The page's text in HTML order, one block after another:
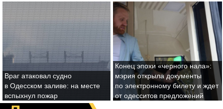
Враг атаковал судно
в Одесском заливе: на месте
вспыхнул пожар
Конец эпохи «черного нала»:
мэрия открыла документы
по электронному билету и ждет
от одесситов предложений